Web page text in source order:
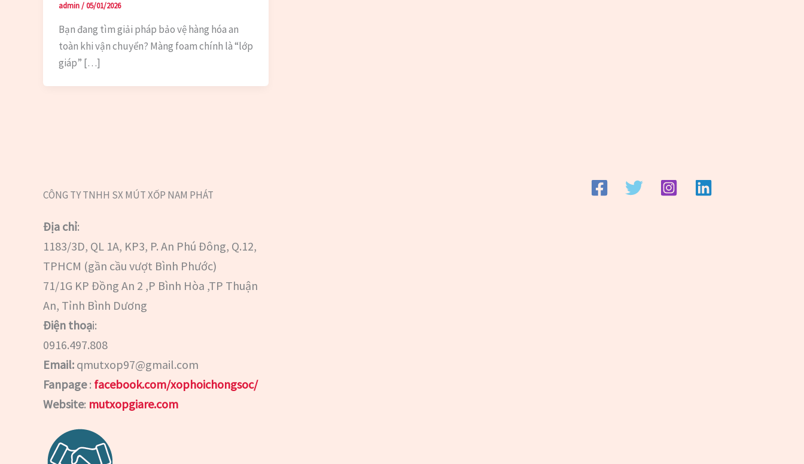
admin/05/01/2026
Bạn đang tìm giải pháp bảo vệ hàng hóa an
toàn khi vận chuyển? Màng foam chính là “lớp
giáp” […]
CÔNG TY TNHH SX MÚT XỐP NAM PHÁT
Địa chỉ:
1183/3D, QL 1A, KP3, P. An Phú Đông, Q.12,
TPHCM (gần cầu vượt Bình Phước)
71/1G KP Đồng An 2 ,P Bình Hòa ,TP Thuận
An, Tỉnh Bình Dương
Điện thoại:
0916.497.808
Email: qmutxop97@gmail.com
Fanpage: facebook.com/xophoichongsoc/
Website: mutxopgiare.com